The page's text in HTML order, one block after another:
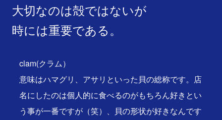
大切なのは殻ではないが
時には重要である。
clam(クラム）
意味はハマグリ、アサリといった貝の総称です。店
名にしたのは個人的に食べるのがもちろん好きとい
う事が一番ですが（笑）、貝の形状が好きなんです